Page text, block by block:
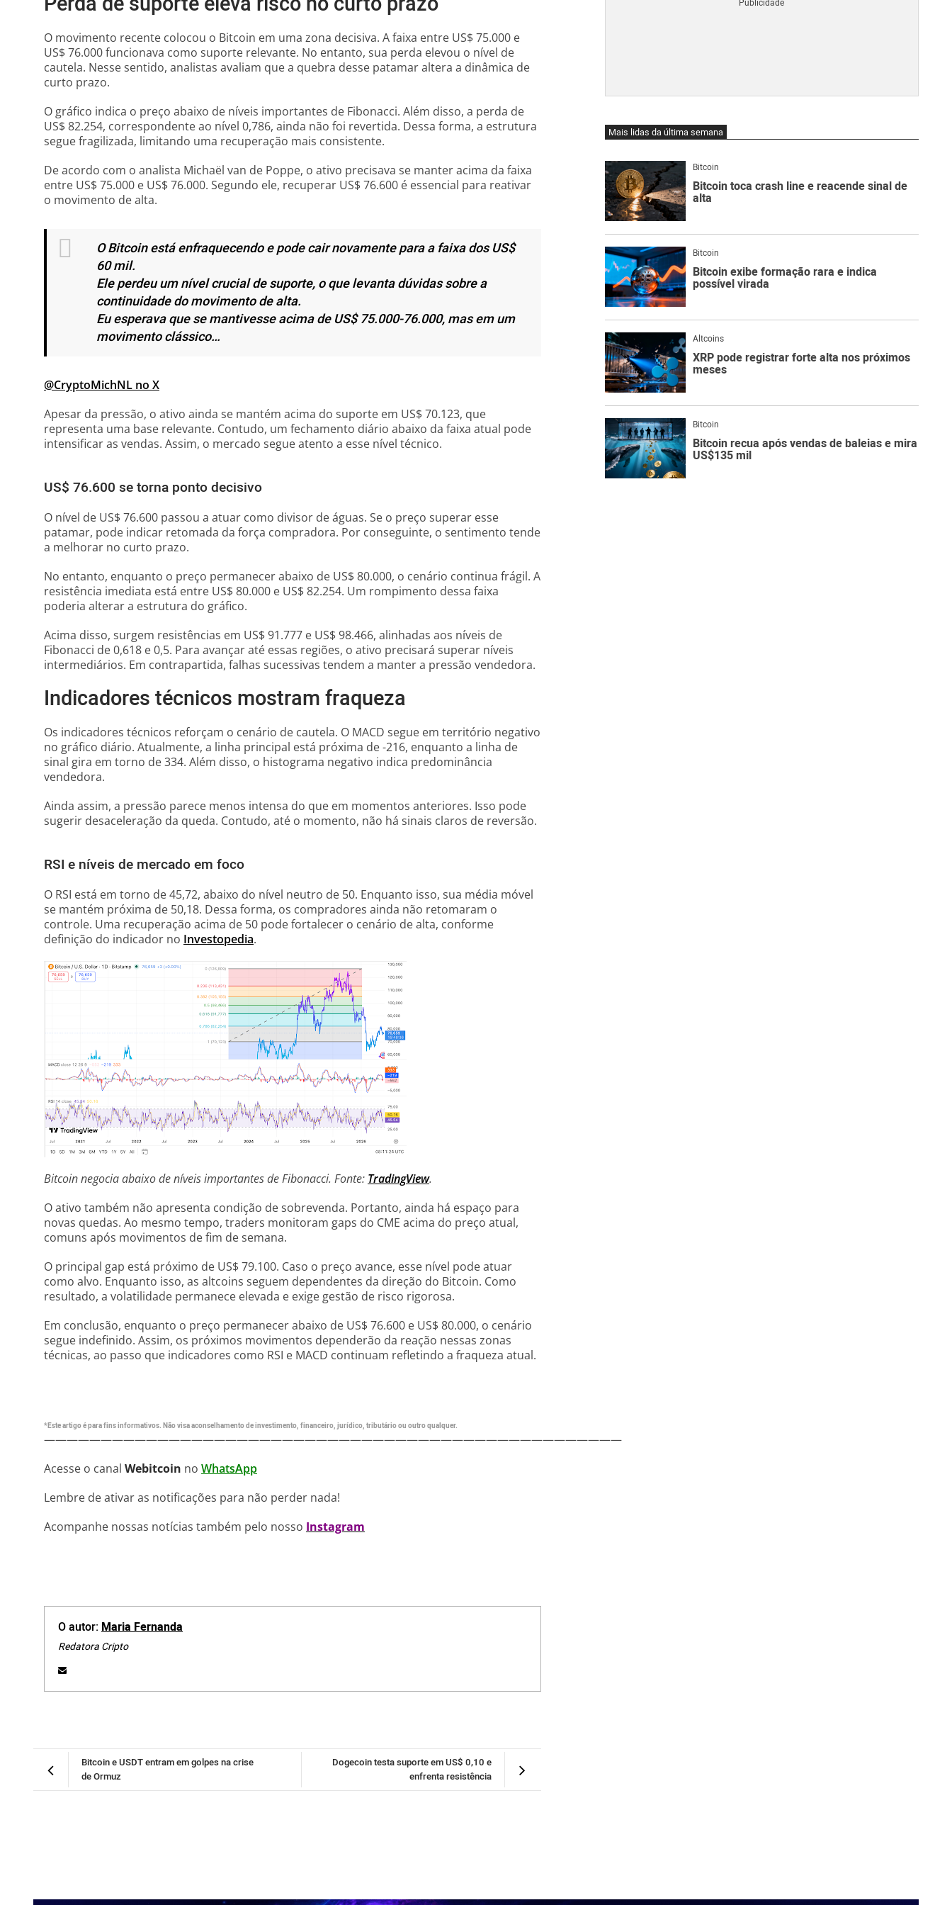
O movimento recente colocou o Bitcoin em uma zona decisiva. A faixa entre US$ 75.000 e
US$ 76.000 funcionava como suporte relevante. No entanto, sua perda elevou o nível de
cautela. Nesse sentido, analistas avaliam que a quebra desse patamar altera a dinâmica de
curto prazo.
O gráfico indica o preço abaixo de níveis importantes de Fibonacci. Além disso, a perda de
US$ 82.254, correspondente ao nível 0,786, ainda não foi revertida. Dessa forma, a estrutura
segue fragilizada, limitando uma recuperação mais consistente.
De acordo com o analista Michaël van de Poppe, o ativo precisava se manter acima da faixa
entre US$ 75.000 e US$ 76.000. Segundo ele, recuperar US$ 76.600 é essencial para reativar
o movimento de alta.
O Bitcoin está enfraquecendo e pode cair novamente para a faixa dos US$
60 mil.
Ele perdeu um nível crucial de suporte, o que levanta dúvidas sobre a
continuidade do movimento de alta.
Eu esperava que se mantivesse acima de US$ 75.000-76.000, mas em um
movimento clássico…
@CryptoMichNL no X
Apesar da pressão, o ativo ainda se mantém acima do suporte em US$ 70.123, que
representa uma base relevante. Contudo, um fechamento diário abaixo da faixa atual pode
intensificar as vendas. Assim, o mercado segue atento a esse nível técnico.
US$ 76.600 se torna ponto decisivo
O nível de US$ 76.600 passou a atuar como divisor de águas. Se o preço superar esse
patamar, pode indicar retomada da força compradora. Por conseguinte, o sentimento tende
a melhorar no curto prazo.
No entanto, enquanto o preço permanecer abaixo de US$ 80.000, o cenário continua frágil. A
resistência imediata está entre US$ 80.000 e US$ 82.254. Um rompimento dessa faixa
poderia alterar a estrutura do gráfico.
Acima disso, surgem resistências em US$ 91.777 e US$ 98.466, alinhadas aos níveis de
Fibonacci de 0,618 e 0,5. Para avançar até essas regiões, o ativo precisará superar níveis
intermediários. Em contrapartida, falhas sucessivas tendem a manter a pressão vendedora.
Indicadores técnicos mostram fraqueza
Os indicadores técnicos reforçam o cenário de cautela. O MACD segue em território negativo
no gráfico diário. Atualmente, a linha principal está próxima de -216, enquanto a linha de
sinal gira em torno de 334. Além disso, o histograma negativo indica predominância
vendedora.
Ainda assim, a pressão parece menos intensa do que em momentos anteriores. Isso pode
sugerir desaceleração da queda. Contudo, até o momento, não há sinais claros de reversão.
RSI e níveis de mercado em foco
O RSI está em torno de 45,72, abaixo do nível neutro de 50. Enquanto isso, sua média móvel
se mantém próxima de 50,18. Dessa forma, os compradores ainda não retomaram o
controle. Uma recuperação acima de 50 pode fortalecer o cenário de alta, conforme
definição do indicador no Investopedia.
Bitcoin negocia abaixo de níveis importantes de Fibonacci. Fonte: TradingView.
O ativo também não apresenta condição de sobrevenda. Portanto, ainda há espaço para
novas quedas. Ao mesmo tempo, traders monitoram gaps do CME acima do preço atual,
comuns após movimentos de fim de semana.
O principal gap está próximo de US$ 79.100. Caso o preço avance, esse nível pode atuar
como alvo. Enquanto isso, as altcoins seguem dependentes da direção do Bitcoin. Como
resultado, a volatilidade permanece elevada e exige gestão de risco rigorosa.
Em conclusão, enquanto o preço permanecer abaixo de US$ 76.600 e US$ 80.000, o cenário
segue indefinido. Assim, os próximos movimentos dependerão da reação nessas zonas
técnicas, ao passo que indicadores como RSI e MACD continuam refletindo a fraqueza atual.
*Este artigo é para fins informativos. Não visa aconselhamento de investimento, financeiro, jurídico, tributário ou outro qualquer.
———————————————————————————————————————————————————
Acesse o canal Webitcoin no WhatsApp
Lembre de ativar as notificações para não perder nada!
Acompanhe nossas notícias também pelo nosso Instagram
O autor:Maria Fernanda
Redatora Cripto
Dogecoin testa suporte em US$ 0,10 e
enfrenta resistência
Bitcoin e USDT entram em golpes na crise
de Ormuz
Mais lidas da última semana
Bitcoin
Bitcoin toca crash line e reacende sinal de
alta
Bitcoin
Bitcoin exibe formação rara e indica
possível virada
Altcoins
XRP pode registrar forte alta nos próximos
meses
Bitcoin
Bitcoin recua após vendas de baleias e mira
US$135 mil